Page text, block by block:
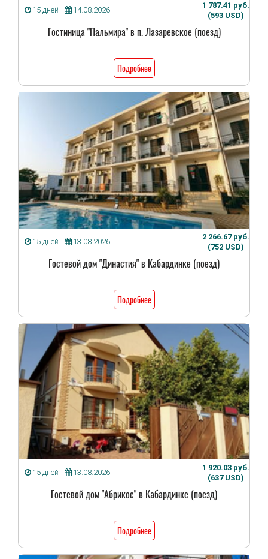
15 дней 14.08.2026
1 787.41 руб.
(593 USD)
Гостиница "Пальмира" в п. Лазаревское (поезд)
Подробнее
15 дней 13.08.2026
2 266.67 руб.
(752 USD)
Гостевой дом "Династия" в Кабардинке (поезд)
Подробнее
15 дней 13.08.2026
1 920.03 руб.
(637 USD)
Гостевой дом "Абрикос" в Кабардинке (поезд)
Подробнее